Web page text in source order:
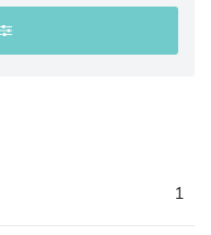
1